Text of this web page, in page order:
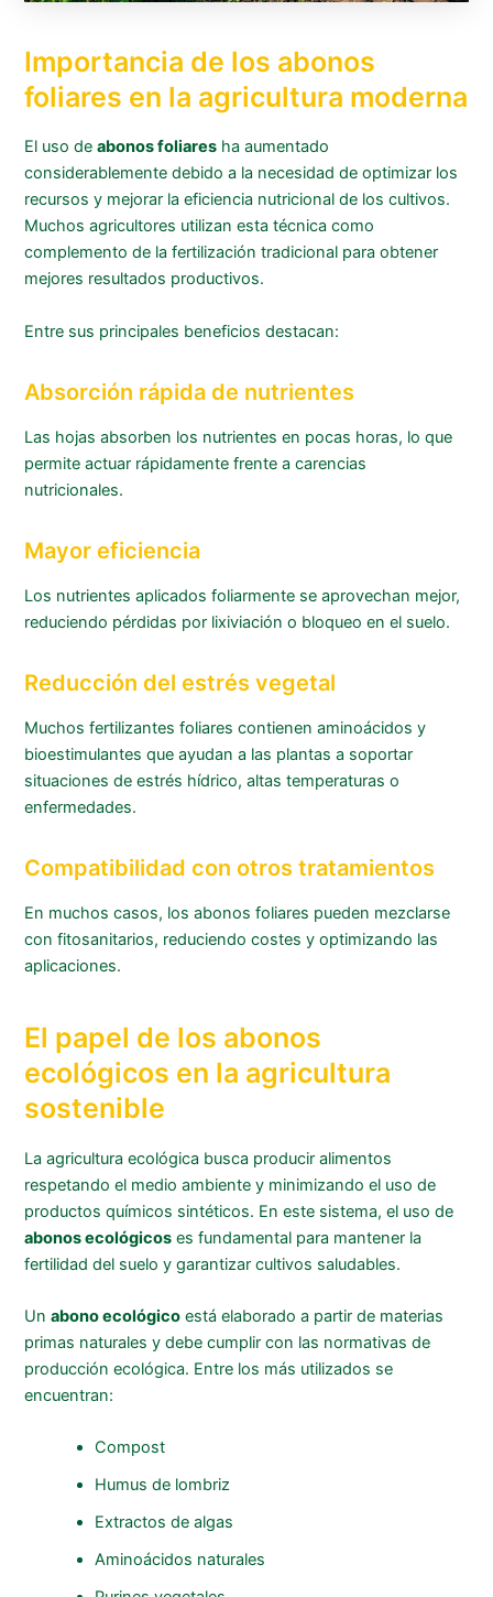
Importancia de los abonos
foliares en la agricultura moderna
El uso deabonos foliares ha aumentado
considerablemente debido a la necesidad de optimizar los
recursos y mejorar la eficiencia nutricional de los cultivos.
Muchos agricultores utilizan esta técnica como
complemento de la fertilización tradicional para obtener
mejores resultados productivos.
Entre sus principales beneficios destacan:
Absorción rápida de nutrientes
Las hojas absorben los nutrientes en pocas horas, lo que
permite actuar rápidamente frente a carencias
nutricionales.
Mayor eficiencia
Los nutrientes aplicados foliarmente se aprovechan mejor,
reduciendo pérdidas por lixiviación o bloqueo en el suelo.
Reducción del estrés vegetal
Muchos fertilizantes foliares contienen aminoácidos y
bioestimulantes que ayudan a las plantas a soportar
situaciones de estrés hídrico, altas temperaturas o
enfermedades.
Compatibilidad con otros tratamientos
En muchos casos, los abonos foliares pueden mezclarse
con fitosanitarios, reduciendo costes y optimizando las
aplicaciones.
El papel de los abonos
ecológicos en la agricultura
sostenible
La agricultura ecológica busca producir alimentos
respetando el medio ambiente y minimizando el uso de
productos químicos sintéticos. En este sistema, el uso de
abonos ecológicos es fundamental para mantener la
fertilidad del suelo y garantizar cultivos saludables.
Unabono ecológico está elaborado a partir de materias
primas naturales y debe cumplir con las normativas de
producción ecológica. Entre los más utilizados se
encuentran:
Compost
Humus de lombriz
Extractos de algas
Aminoácidos naturales